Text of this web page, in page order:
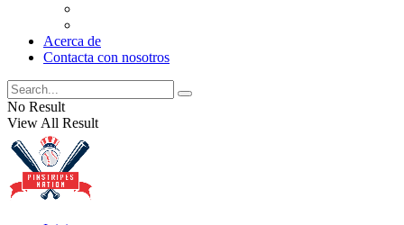
Acerca de
Contacta con nosotros
No Result
View All Result